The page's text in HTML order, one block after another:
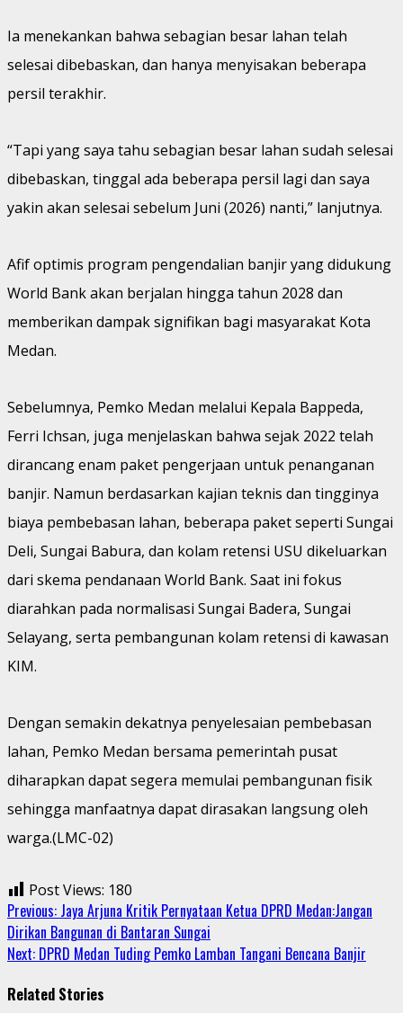
Ia menekankan bahwa sebagian besar lahan telah
selesai dibebaskan, dan hanya menyisakan beberapa
persil terakhir.
“Tapi yang saya tahu sebagian besar lahan sudah selesai
dibebaskan, tinggal ada beberapa persil lagi dan saya
yakin akan selesai sebelum Juni (2026) nanti,” lanjutnya.
Afif optimis program pengendalian banjir yang didukung
World Bank akan berjalan hingga tahun 2028 dan
memberikan dampak signifikan bagi masyarakat Kota
Medan.
Sebelumnya, Pemko Medan melalui Kepala Bappeda,
Ferri Ichsan, juga menjelaskan bahwa sejak 2022 telah
dirancang enam paket pengerjaan untuk penanganan
banjir. Namun berdasarkan kajian teknis dan tingginya
biaya pembebasan lahan, beberapa paket seperti Sungai
Deli, Sungai Babura, dan kolam retensi USU dikeluarkan
dari skema pendanaan World Bank. Saat ini fokus
diarahkan pada normalisasi Sungai Badera, Sungai
Selayang, serta pembangunan kolam retensi di kawasan
KIM.
Dengan semakin dekatnya penyelesaian pembebasan
lahan, Pemko Medan bersama pemerintah pusat
diharapkan dapat segera memulai pembangunan fisik
sehingga manfaatnya dapat dirasakan langsung oleh
warga.(LMC-02)
Post Views: 180
Continue
Reading
Previous: Jaya Arjuna Kritik Pernyataan Ketua DPRD Medan:Jangan
Dirikan Bangunan di Bantaran Sungai
Next: DPRD Medan Tuding Pemko Lamban Tangani Bencana Banjir
Related Stories